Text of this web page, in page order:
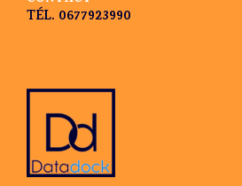
TÉL. 0677923990